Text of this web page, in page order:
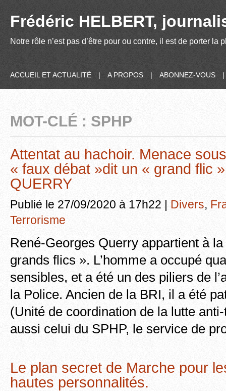
Frédéric HELBERT,
Notre rôle n’est pas d’être pour ou contre, il est de porter
ACCUEIL ET ACTUALITÉ | A PROPOS | ABONNEZ-VOUS |
MOT-CLÉ : SPHP
Attentat au hachoir. Menace
« faux débat »dit un « grand flic
QUERRY
Publié le 27/09/2020 à 17h22 | Divers,
Terrorisme
René-Georges Querry appartient à
grands flics ». L’homme a occupé
sensibles, et a été un des piliers de
la Police. Ancien de la BRI, il a été
(Unité de coordination de la lutte
aussi celui du SPHP, le service de
Le plan secret de Marche pour
hautes personnalités.